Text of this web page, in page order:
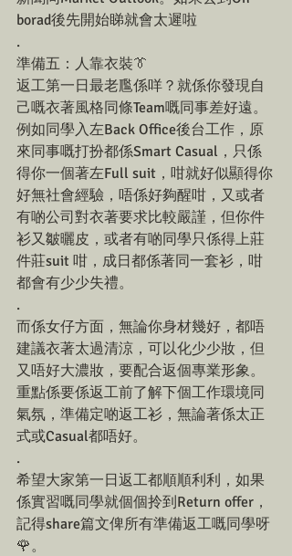
borad後先開始睇就會太遲啦
.
準備五：人靠衣裝👔
返工第一日最老尶係咩？就係你發現自
己嘅衣著風格同條Team嘅同事差好遠。
例如同學入左Back Office後台工作，原
來同事嘅打扮都係Smart Casual，只係
得你一個著左Full suit，咁就好似顯得你
好無社會經驗，唔係好夠醒咁，又或者
有啲公司對衣著要求比較嚴謹，但你件
衫又皺曬皮，或者有啲同學只係得上莊
件莊suit 咁，成日都係著同一套衫，咁
都會有少少失禮。
.
而係女仔方面，無論你身材幾好，都唔
建議衣著太過清涼，可以化少少妝，但
又唔好大濃妝，要配合返個專業形象。
重點係要係返工前了解下個工作環境同
氣氛，準備定啲返工衫，無論著係太正
式或Casual都唔好。
.
希望大家第一日返工都順順利利，如果
係實習嘅同學就個個拎到Return offer，
記得share篇文俾所有準備返工嘅同學呀
🌹。